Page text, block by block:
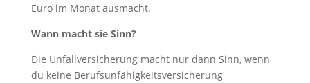
Euro im Monat ausmacht.
Wann macht sie Sinn?
Die Unfallversicherung macht nur dann Sinn, wenn
du keine Berufsunfähigkeitsversicherung